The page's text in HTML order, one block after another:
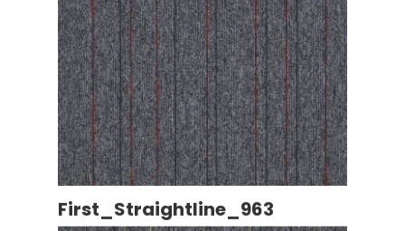
First_Straightline_963